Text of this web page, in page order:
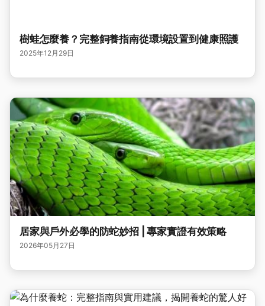
樹蛙怎麼養？完整飼養指南從環境設置到健康照護
2025年12月29日
居家與戶外必學的防蛇妙招 | 專家實證有效策略
2026年05月27日